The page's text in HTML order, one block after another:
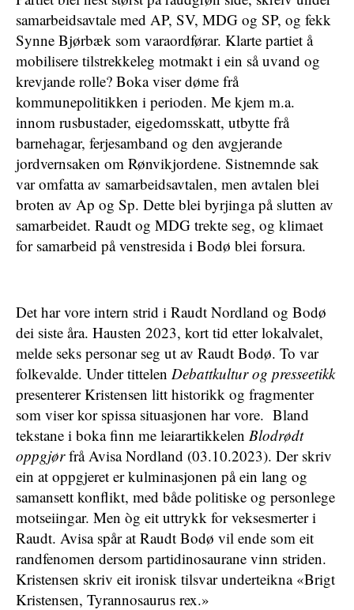
samarbeidsavtale med AP, SV, MDG og SP, og fekk
Synne Bjørbæk som varaordførar. Klarte partiet å
mobilisere tilstrekkeleg motmakt i ein så uvand og
krevjande rolle? Boka viser døme frå
kommunepolitikken i perioden. Me kjem m.a.
innom rusbustader, eigedomsskatt, utbytte frå
barnehagar, ferjesamband og den avgjerande
jordvernsaken om Rønvikjordene. Sistnemnde sak
var omfatta av samarbeidsavtalen, men avtalen blei
broten av Ap og Sp. Dette blei byrjinga på slutten av
samarbeidet. Raudt og MDG trekte seg, og klimaet
for samarbeid på venstresida i Bodø blei forsura.
Det har vore intern strid i Raudt Nordland og Bodø
dei siste åra. Hausten 2023, kort tid etter lokalvalet,
melde seks personar seg ut av Raudt Bodø. To var
folkevalde. Under tittelen Debattkultur og presseetikk
presenterer Kristensen litt historikk og fragmenter
som viser kor spissa situasjonen har vore. Bland
tekstane i boka finn me leiarartikkelen Blodrødt
oppgjørfrå Avisa Nordland (03.10.2023). Der skriv
ein at oppgjeret er kulminasjonen på ein lang og
samansett konflikt, med både politiske og personlege
motseiingar. Men òg eit uttrykk for veksesmerter i
Raudt. Avisa spår at Raudt Bodø vil ende som eit
randfenomen dersom partidinosaurane vinn striden.
Kristensen skriv eit ironisk tilsvar underteikna «Brigt
Kristensen, Tyrannosaurus rex.»